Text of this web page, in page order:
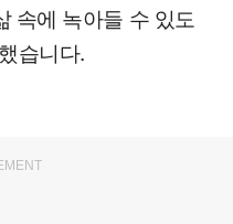
속에 녹아들 수 있도
습니다.